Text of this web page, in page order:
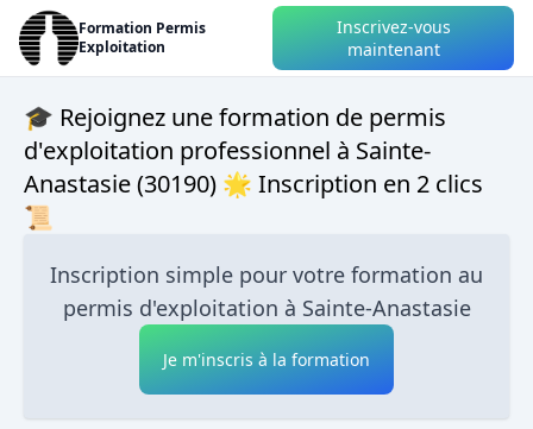
Formation Permis
Exploitation
Inscrivez-vous
maintenant
🎓 Rejoignez une formation de permis
d'exploitation professionnel à Sainte-
Anastasie (30190) 🌟 Inscription en 2 clics
📜
Inscription simple pour votre formation au
permis d'exploitation à Sainte-Anastasie
Je m'inscris à la formation